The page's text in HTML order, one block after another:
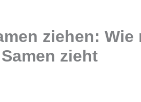
ziehen: Wie
zieht